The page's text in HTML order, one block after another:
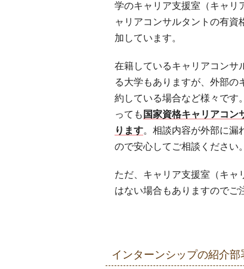
学のキャリア支援室（キャリ
ャリアコンサルタントの有資
加しています。
在籍しているキャリアコンサ
る大学もありますが、外部の
約している場合など様々です
っても 国家資格キャリアコン
ります。相談内容が外部に漏
ので安心してご相談ください。
ただ、キャリア支援室（キャ
はない場合もありますのでご
インターンシップの紹介